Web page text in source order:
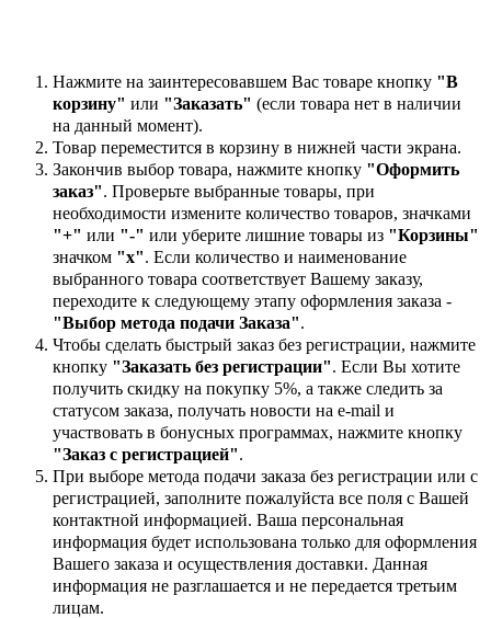
Нажмите на заинтересовавшем Вас товаре кнопку "В
корзину" или "Заказать" (если товара нет в наличии
на данный момент).
Товар переместится в корзину в нижней части экрана.
Закончив выбор товара, нажмите кнопку "Оформить
заказ". Проверьте выбранные товары, при
необходимости измените количество товаров, значками
"+" или "-" или уберите лишние товары из "Корзины"
значком "х". Если количество и наименование
выбранного товара соответствует Вашему заказу,
переходите к следующему этапу оформления заказа -
"Выбор метода подачи Заказа".
Чтобы сделать быстрый заказ без регистрации, нажмите
кнопку "Заказать без регистрации". Если Вы хотите
получить скидку на покупку 5%, а также следить за
статусом заказа, получать новости на e-mail и
участвовать в бонусных программах, нажмите кнопку
"Заказ с регистрацией".
При выборе метода подачи заказа без регистрации или с
регистрацией, заполните пожалуйста все поля с Вашей
контактной информацией. Ваша персональная
информация будет использована только для оформления
Вашего заказа и осуществления доставки. Данная
информация не разглашается и не передается третьим
лицам.